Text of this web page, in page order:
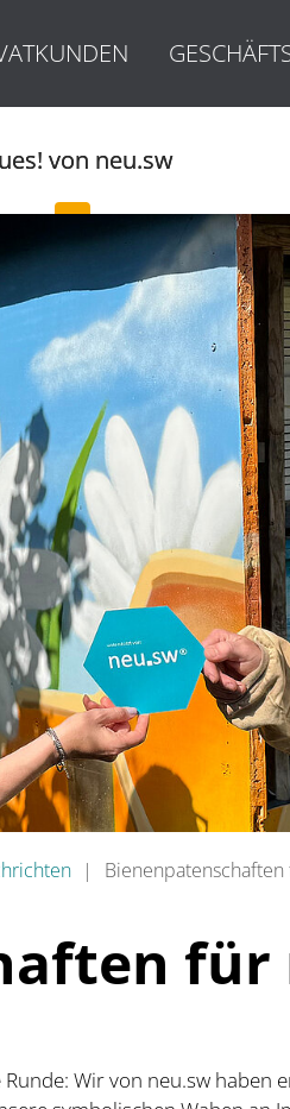
von neu.sw
Wir von neu.sw haben